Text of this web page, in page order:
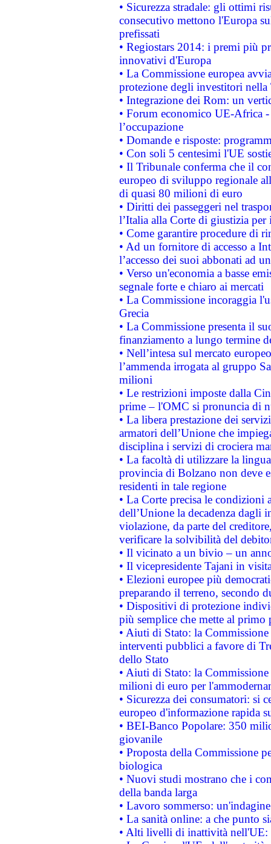
• Sicurezza stradale: gli ottimi
consecutivo mettono l'Europa
prefissati
• Regiostars 2014: i premi più
innovativi d'Europa
• La Commissione europea
protezione degli investitori
• Integrazione dei Rom: un
• Forum economico UE-Africa -
l’occupazione
• Domande e risposte:
• Con soli 5 centesimi l'UE
• Il Tribunale conferma che il
europeo di sviluppo regionale
di quasi 80 milioni di euro
• Diritti dei passeggeri nel
l’Italia alla Corte di giustizia
• Come garantire procedure di
• Ad un fornitore di accesso a
l’accesso dei suoi abbonati ad
• Verso un'economia a basse
segnale forte e chiaro ai mercati
• La Commissione incoraggia
Grecia
• La Commissione presenta il
finanziamento a lungo termine
• Nell’intesa sul mercato
l’ammenda irrogata al gruppo
milioni
• Le restrizioni imposte dalla
prime – l'OMC si pronuncia di
• La libera prestazione dei
armatori dell’Unione che
disciplina i servizi di crociera
• La facoltà di utilizzare la
provincia di Bolzano non deve
residenti in tale regione
• La Corte precisa le
dell’Unione la decadenza dagli
violazione, da parte del
verificare la solvibilità del
• Il vicinato a un bivio – un
• Il vicepresidente Tajani in
• Elezioni europee più
preparando il terreno, secondo
• Dispositivi di protezione
più semplice che mette al primo
• Aiuti di Stato: la
interventi pubblici a favore di
dello Stato
• Aiuti di Stato: la
milioni di euro per
• Sicurezza dei consumatori: si
europeo d'informazione rapida
• BEI-Banco Popolare: 350
giovanile
• Proposta della Commissione
biologica
• Nuovi studi mostrano che i
della banda larga
• Lavoro sommerso:
• La sanità online: a che punto
• Alti livelli di inattività nell'UE: